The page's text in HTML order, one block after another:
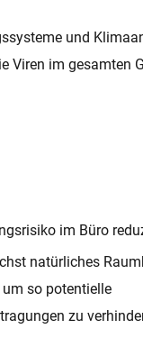
und
Viren im gesamten
im Büro
natürliches
so potentielle
zu